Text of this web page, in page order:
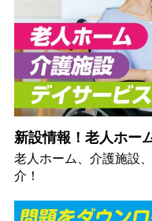
新設情報！老人ホー
老人ホーム、介護施設
介！